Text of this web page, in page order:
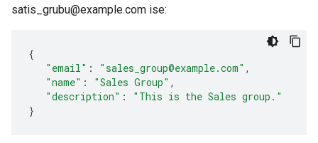
satis_grubu@example.com ise:
{
"email" : "sales_group@example.com" ,
"name" : "Sales Group" ,
"description" :
"This is the Sales group."
}